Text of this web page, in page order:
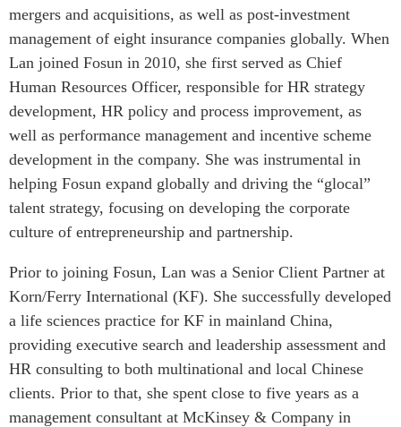
PROGRAMMES
Initiative indo-pacifique
Dialogues et tables rondes
Centre sur les minéraux
critiques du Canada et de
l’Indo-Pacifique
Enjeux émergents
En éducation
Missions commerciales
Le Partenariat APEC-
Canada pour la croissance
des entreprises
i-LEAD
RÉSEAUX
CanWIN
Explications
Études de cas
Sondages
Séries spéciales
Pleins feux
NOTRE RÉSEAU DE
SITES WEB
Programme d’études Asie-
Pacifique
Investment Monitor
Projet APEC-Canada pour
l’expansion du partenariat
des entreprises
Conférence Canada-en-
Asie
CPTPP Portal
mergers and acquisitions, as well as post-investment
management of eight insurance companies globally. When
Lan joined Fosun in 2010, she first served as Chief
Human Resources Officer, responsible for HR strategy
development, HR policy and process improvement, as
well as performance management and incentive scheme
development in the company. She was instrumental in
helping Fosun expand globally and driving the “glocal”
talent strategy, focusing on developing the corporate
culture of entrepreneurship and partnership.
Prior to joining Fosun, Lan was a Senior Client Partner at
Korn/Ferry International (KF). She successfully developed
a life sciences practice for KF in mainland China,
providing executive search and leadership assessment and
HR consulting to both multinational and local Chinese
clients. Prior to that, she spent close to five years as a
management consultant at McKinsey & Company in